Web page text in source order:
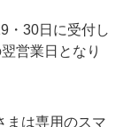
・30日に受付し
営業日となり
まは専用のスマ